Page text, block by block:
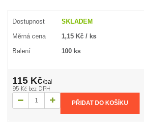
Dostupnost SKLADEM
Měrná cena 1,15 Kč / ks
Balení 100 ks
115 Kč/bal
95 Kč bez DPH
PŘIDAT DO KOŠÍKU